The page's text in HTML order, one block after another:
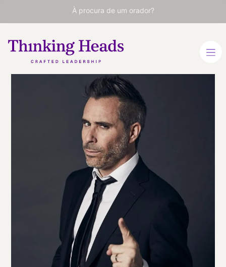
À procura de um orador?
Guillermo
Navarrete
Especialista em Nutrição e
Alimentação Saudável. É
Doutor em Nutrição
Humana (PhD) e um dos
nutricionistas mais
reconhecidos da América
Latina.
ESPANHOL
INGLÊS
INGLÊS
VER PERFIL